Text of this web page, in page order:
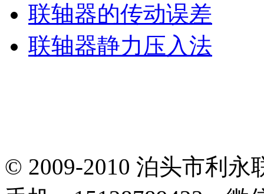
联轴器的传动误差
联轴器静力压入法
© 2009-2010 泊头市利